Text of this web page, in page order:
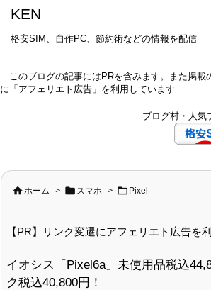
KEN
格安SIM、自作PC、節約術などの情報を配信
このブログの記事にはPRを含みます。また掲載
に「アフェリエト広告」を利用しています
ブログ村・人気
 ホーム >  スマホ >  Pixel
【PR】リンク変遷にアフェリエト広告を
イオシス「Pixel6a」未使用品税込
ク税込40,800円！